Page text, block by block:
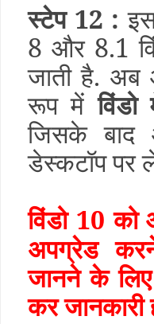
स्टेप 12 :
8 और 8.1
जाती है. अब
रूप मेंविंडो
जिसके बाद
डेस्कटॉप पर
विंडो 10 को
अपग्रेड
जानने के
कर